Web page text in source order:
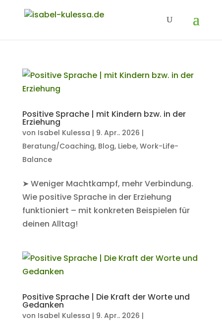
Positive Sprache | mit Kindern bzw. in der
Erziehung
von Isabel Kulessa | 9. Apr.. 2026 |
Beratung/Coaching, Blog, Liebe, Work-Life-
Balance
➤ Weniger Machtkampf, mehr Verbindung.
Wie positive Sprache in der Erziehung
funktioniert – mit konkreten Beispielen für
deinen Alltag!
Positive Sprache | Die Kraft der Worte und
Gedanken
von Isabel Kulessa | 9. Apr.. 2026 |